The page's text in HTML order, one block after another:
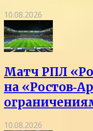
10.08.2026
Матч РПЛ
на
10.08.2026